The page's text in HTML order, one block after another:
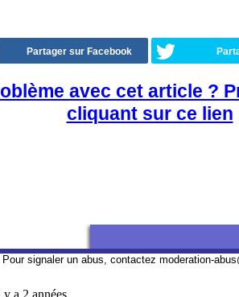
Partager sur Facebook
avec cet article ?
cliquant sur ce lien
Pour signaler un abus, contactez moderation-